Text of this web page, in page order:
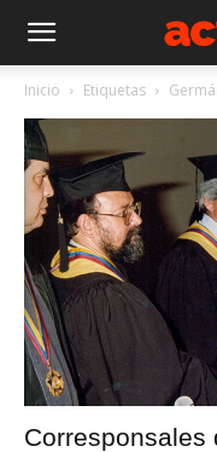
Inicio Etiquetas
Corresponsales